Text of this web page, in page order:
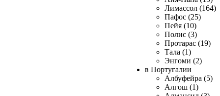
Лимассол (164)
Пафос (25)
Пейя (10)
Полис (3)
Протарас (19)
Тала (1)
Энгоми (2)
в Португалии
Албуфейра (5)
Алгош (1)